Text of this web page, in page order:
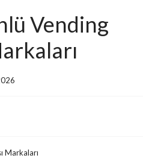
Vending
Markaları